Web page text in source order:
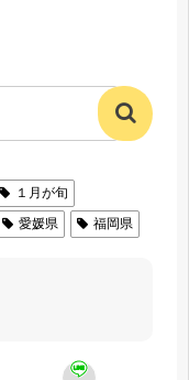
１月が旬
愛媛県 福岡県